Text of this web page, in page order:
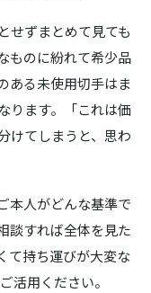
せずまとめて見ても
ものに紛れて希少品
ある未使用切手はま
ります。「これは価
けてしまうと、思わ
本人がどんな基準で
談すれば全体を見た
て持ち運びが大変な
活用ください。